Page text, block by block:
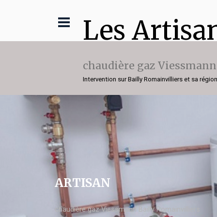
Les
chaudière gaz Viessmann
Intervention sur Bailly Romainvilliers et sa région
ARTISAN
chaudière gaz Viessmann Bailly Romainvilliers